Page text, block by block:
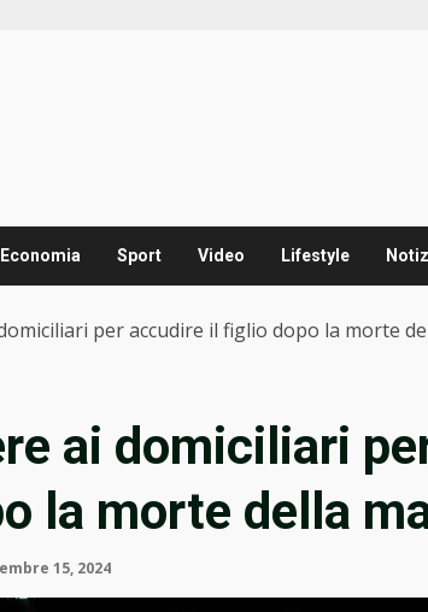
Economia Sport Video Lifestyle
per accudire il figlio dopo la morte
ai domiciliari
la morte della
15, 2024